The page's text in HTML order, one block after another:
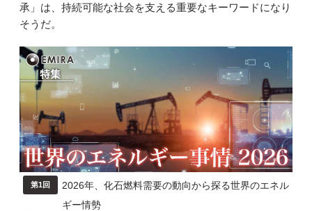
承」は、持続可能な社会を支える重要なキーワードになり
そうだ。
第1回
2026年、化石燃料需要の動向から探る世界のエネル
ギー情勢